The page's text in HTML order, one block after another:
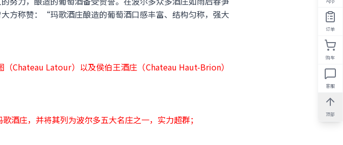
方称赞：“玛歌酒庄酿造的葡萄酒口感丰富、结构匀称，强大
Chateau Latour）以及侯伯王酒庄（Chateau Haut-Brion）
酒庄，并将其列为波尔多五大名庄之一，实力超群；
订单
购车
客服
顶部